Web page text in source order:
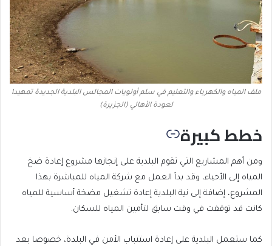
ملف المياه والكهرباء والتعليم في سلم أولويات المجالس البلدية الجديدة تمهيدا
لعودة الأهالي (الجزيرة)
خطط كبيرة
ومن أهم المشاريع التي تقوم البلدية على إنجازها مشروع إعادة ضخ
المياه إلى الأحياء، وقد بدأ العمل مع شركة المياه للمباشرة بهذا
المشروع، إضافة إلى نية البلدية إعادة تشغيل مضخة أساسية للمياه
كانت قد توقفت في وقت سابق لتأمين المياه للسكان.
كما ستعمل البلدية على إعادة استتباب الأمن في البلدة، خصوصا بعد